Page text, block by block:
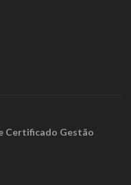
Certificado Gestão